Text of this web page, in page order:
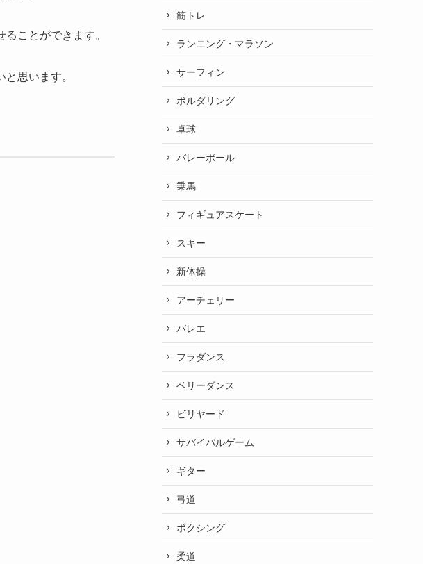
ことができます。
思います。
筋トレ
ランニング・マラソン
サーフィン
ボルダリング
卓球
バレーボール
乗馬
フィギュアスケート
スキー
新体操
アーチェリー
バレエ
フラダンス
ベリーダンス
ビリヤード
サバイバルゲーム
ギター
弓道
ボクシング
柔道